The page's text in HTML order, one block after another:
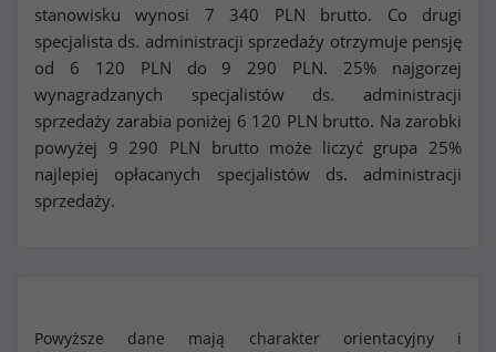
stanowisku wynosi 7 340 PLN brutto. Co drugi
specjalista ds. administracji sprzedaży otrzymuje pensję
od 6 120 PLN do 9 290 PLN. 25% najgorzej
wynagradzanych specjalistów ds. administracji
sprzedaży zarabia poniżej 6 120 PLN brutto. Na zarobki
powyżej 9 290 PLN brutto może liczyć grupa 25%
najlepiej opłacanych specjalistów ds. administracji
sprzedaży.
Powyższe dane mają charakter orientacyjny i